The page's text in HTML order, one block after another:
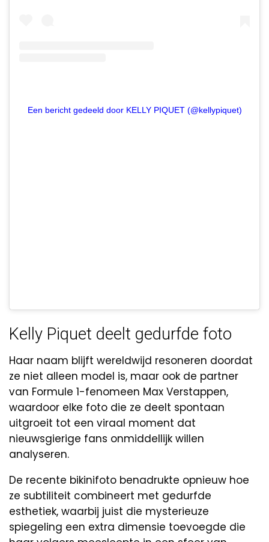
Een bericht gedeeld door KELLY PIQUET (@kellypiquet)
Kelly Piquet deelt gedurfde foto
Haar naam blijft wereldwijd resoneren doordat
ze niet alleen model is, maar ook de partner
van Formule 1-fenomeen Max Verstappen,
waardoor elke foto die ze deelt spontaan
uitgroeit tot een viraal moment dat
nieuwsgierige fans onmiddellijk willen
analyseren.
De recente bikinifoto benadrukte opnieuw hoe
ze subtiliteit combineert met gedurfde
esthetiek, waarbij juist die mysterieuze
spiegeling een extra dimensie toevoegde die